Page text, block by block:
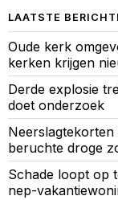
LAATSTE
Oude kerk
kerken krijgen
Derde explosie
doet onderzoek
beruchte droge
Schade loopt op
nep-